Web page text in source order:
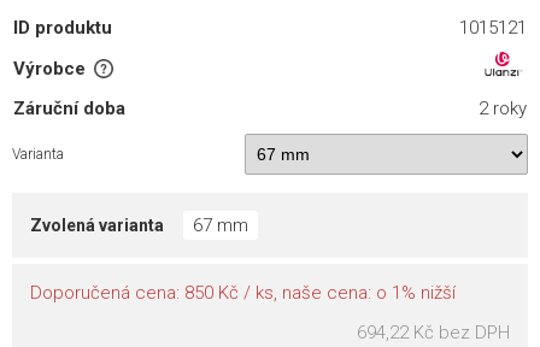
ID produktu
1015121
Výrobce
Záruční doba
2 roky
Varianta
Zvolená varianta 67 mm
Doporučená cena: 850 Kč / ks, naše cena: o 1% nižší
694,22 Kč bez DPH